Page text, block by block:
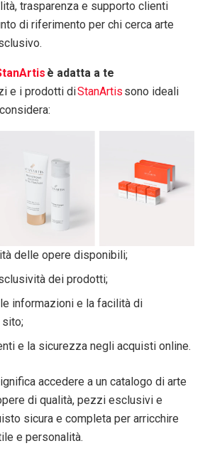
trasparenza e supporto clienti
di riferimento per chi cerca arte
è adatta a te
e i prodotti diStanArtis sono ideali
delle opere disponibili;
dei prodotti;
informazioni e la facilità di
sito;
e la sicurezza negli acquisti online.
accedere a un catalogo di arte
di qualità, pezzi esclusivi e
sicura e completa per arricchire
e personalità.